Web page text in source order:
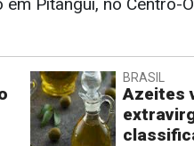
BRASIL
Azeites